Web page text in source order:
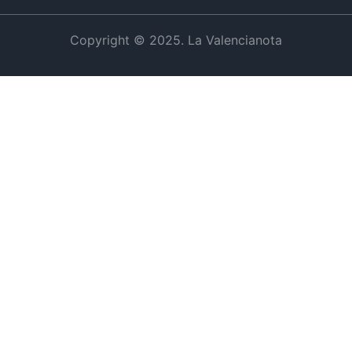
Copyright © 2025. La Valencianota